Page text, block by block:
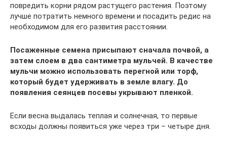
повредить корни рядом растущего растения. Поэтому
лучше потратить немного времени и посадить редис на
необходимом для его развития расстоянии.
Посаженные семена присыпают сначала почвой, а
затем слоем в два сантиметра мульчей. В качестве
мульчи можно использовать перегной или торф,
который будет удерживать в земле влагу. До
появления сеянцев посевы укрывают пленкой.
Если весна выдалась теплая и солнечная, то первые
всходы должны появиться уже через три – четыре дня.